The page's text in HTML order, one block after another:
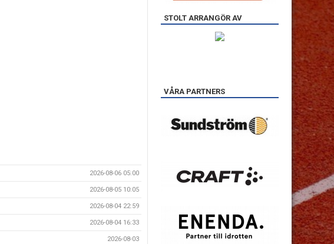
2026-08-06 05:00
2026-08-05 10:05
2026-08-04 22:59
2026-08-04 16:33
2026-08-03
STOLT ARRANGÖR AV
VÅRA PARTNERS